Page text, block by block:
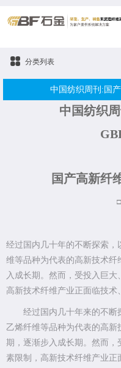
分类列表
中国纺织周刊:国
中国纺织
国产高新纤
□
经过国内几十年的不断探索
维等品种为代表的高新技术
入成长期。然而，受投入巨大
高新技术纤维产业正面临技术
经过国内几十年来的不断
乙烯纤维等品种为代表的高新
期，逐渐步入成长期。然而，
素限制，高新技术纤维产业